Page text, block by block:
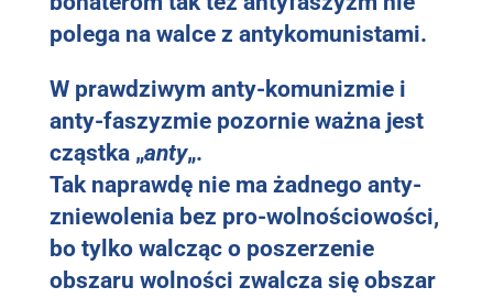
polega na walce z antykomunistami.
W prawdziwym anty-komunizmie i
anty-faszyzmie pozornie ważna jest
cząstka „anty„.
Tak naprawdę nie ma żadnego anty-
zniewolenia bez pro-wolnościowości,
bo tylko walcząc o poszerzenie
obszaru wolności zwalcza się obszar